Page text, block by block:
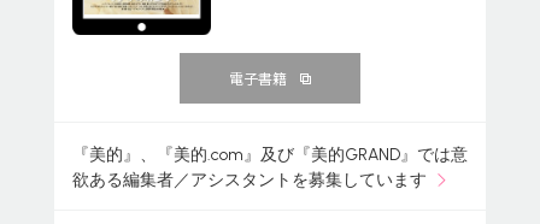
電子書籍
『美的』、『美的.com』及び『美的GRAND』では意
欲ある編集者／アシスタントを募集しています